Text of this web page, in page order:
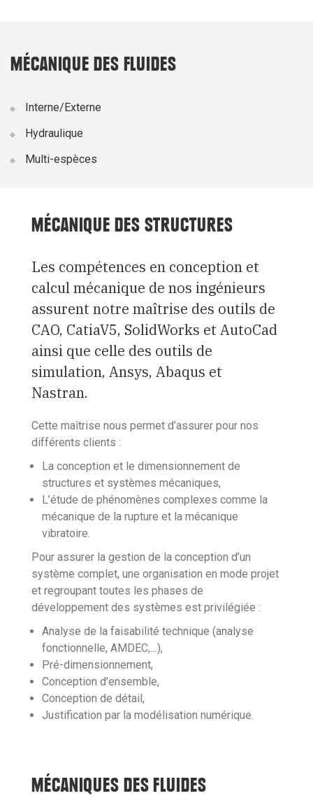
MÉCANIQUE DES FLUIDES
Interne/Externe
Hydraulique
Multi-espèces
MÉCANIQUE DES STRUCTURES
Les compétences en conception et
calcul mécanique de nos ingénieurs
assurent notre maîtrise des outils de
CAO, CatiaV5, SolidWorks et AutoCad
ainsi que celle des outils de
simulation, Ansys, Abaqus et
Nastran.
Cette maîtrise nous permet d’assurer pour nos
différents clients :
La conception et le dimensionnement de
structures et systèmes mécaniques,
L’étude de phénomènes complexes comme la
mécanique de la rupture et la mécanique
vibratoire.
Pour assurer la gestion de la conception d’un
système complet, une organisation en mode projet
et regroupant toutes les phases de
développement des systèmes est privilégiée :
Analyse de la faisabilité technique (analyse
fonctionnelle, AMDEC,…),
Pré-dimensionnement,
Conception d’ensemble,
Conception de détail,
Justification par la modélisation numérique.
MÉCANIQUES DES FLUIDES